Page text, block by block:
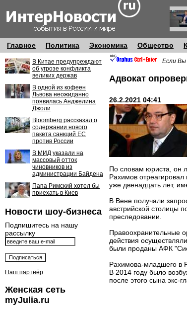
Главное Политика Экономика Общество
В Китае предупреждают
об угрозе конфликта
великих держав
В одной из кофеен
Львова неожиданно
появилась Анджелина
Джоли
Bloomberg рассказал о
содержании нового
пакета санкций ЕС
против России
В МИД указали на
массовый отток
чиновников из
администрации Байдена
Папа Римский хотел бы
приехать в Киев
Новости шоу-бизнеса
Подпишитесь на нашу
рассылку
Наш партнёр
Женская сеть
myJulia.ru
Если Вы
Адвокат
26.2.2021 04:41
По словам юриста, он
Рахимов
уже двенадцать лет,
В Вене получали
австрийской столицы
преследовании.
Правоохранительные
действия
были проданы АФК
Рахимова-младшего в
В 2014 году было
после этого сына экс-